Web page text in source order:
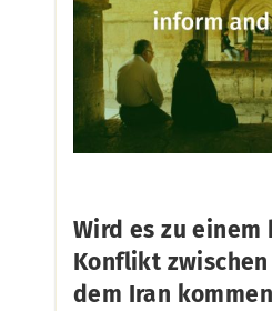
Wird es zu
Konflikt zwischen
dem Iran